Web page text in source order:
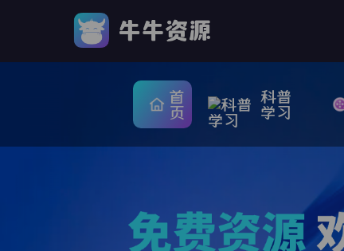
首
页
科普
学习